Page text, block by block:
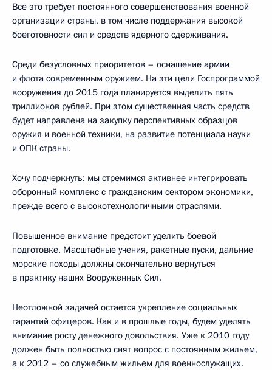
Все это требует постоянного совершенствования военной
организации страны, в том числе поддержания высокой
боеготовности сил и средств ядерного сдерживания.
Среди безусловных приоритетов – оснащение армии
и флота современным оружием. На эти цели Госпрограммой
вооружения до 2015 года планируется выделить пять
триллионов рублей. При этом существенная часть средств
будет направлена на закупку перспективных образцов
оружия и военной техники, на развитие потенциала науки
и ОПК страны.
Хочу подчеркнуть: мы стремимся активнее интегрировать
оборонный комплекс с гражданским сектором экономики,
прежде всего с высокотехнологичными отраслями.
Повышенное внимание предстоит уделить боевой
подготовке. Масштабные учения, ракетные пуски, дальние
морские походы должны окончательно вернуться
в практику наших Вооруженных Сил.
Неотложной задачей остается укрепление социальных
гарантий офицеров. Как и в прошлые годы, будем уделять
внимание росту денежного довольствия. Уже к 2010 году
должен быть полностью снят вопрос с постоянным жильем,
а к 2012 – со служебным жильем для военнослужащих.